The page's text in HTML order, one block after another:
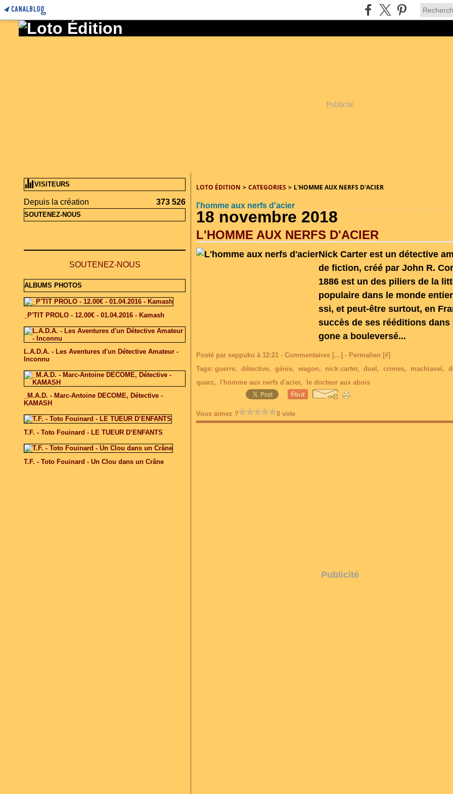
Publicité
VISITEURS
Depuis la création 373 526
SOUTENEZ-NOUS
SOUTENEZ-NOUS
ALBUMS PHOTOS
_P'TIT PROLO - 12.00€ - 01.04.2016 - Kamash
L.A.D.A. - Les Aventures d'un Détective Amateur -
Inconnu
_M.A.D. - Marc-Antoine DECOME, Détective -
KAMASH
T.F. - Toto Fouinard - LE TUEUR D’ENFANTS
T.F. - Toto Fouinard - Un Clou dans un Crâne
LOTO ÉDITION > CATEGORIES > L'HOMME AUX NERFS D'ACIER
l'homme aux nerfs d'acier
18 novembre 2018
L'HOMME AUX NERFS D'ACIER
Nick Carter est un détective
de fiction, créé par John R.
1886 est un des piliers de la
populaire dans le monde
ssi, et peut-être surtout, en
succès de ses rééditions dans
gone a bouleversé...
Posté par seppuku à 12:21 - Commentaires […] - Permalien [#]
Tags: guerre, détective, génie, wagon, nick carter, duel , crimes, machiavel ,
quarz, l'homme aux nerfs d'acier, le docteur aux abois
Vous aimez ? 0 vote
Publicité